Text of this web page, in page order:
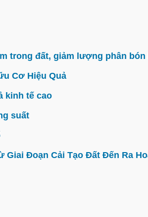
trong đất, giảm lượng phân bón
Cơ Hiệu Quả
kinh tế cao
suất
Giai Đoạn Cải Tạo Đất Đến Ra